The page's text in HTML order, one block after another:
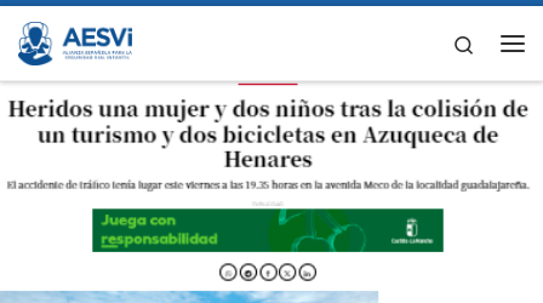
Saltar al contenido
Search